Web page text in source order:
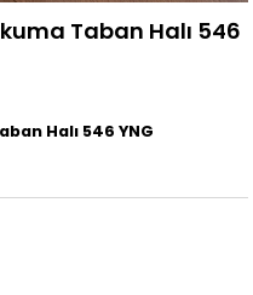
Taban Halı 546
Halı 546 YNG